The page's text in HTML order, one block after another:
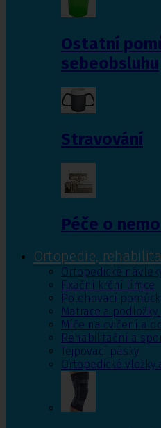
Ostatní
sebeobsluhu
Stravování
Péče o
Ortopedie,
Ortopedické
Fixační krční límce
Polohovací
Matrace a
Míče na cvičení a
Rehabilitační a
Tejpovací pásky
Ortopedické vložky